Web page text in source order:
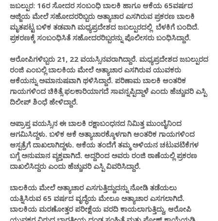
ಜಬಲ್ಪುರ: 16ರ ಸೋದರ ಸಂಬಂಧಿ ಬಾಲಕಿ ಹಾಗೂ ಆಕೆಯ 65ವರ್ಷದ
ಅಜ್ಜಿಯ ಮೇಲೆ ಸಹೋದರರಿಬ್ಬರು ಅತ್ಯಾಚಾರ ಎಸಗಿರುವ ಪ್ರಕರಣ ಬಾಲಕಿ
ಮೃತಪಟ್ಟ ಬಳಿಕ ತಡವಾಗಿ ಮಧ್ಯಪ್ರದೇಶದ ಜಬಲ್ಪುರದಲ್ಲಿ ಬೆಳಕಿಗೆ ಬಂದಿದೆ.
ಪ್ರಕರಣಕ್ಕೆ ಸಂಬಂಧಿಸಿತೆ ಸಹೋದರರಿಬ್ಬರನ್ನು ಪೊಲೀಸರು ಬಂಧಿಸಿದ್ದಾರೆ.
ಆರೋಪಿಗಳಿಬ್ಬರು 21, 22 ವಯಸ್ಸಿನವರಾಗಿದ್ದಾರೆ. ಮಧ್ಯಪ್ರದೇಶದ ಜಬಲ್ಪುರದ
ರಂಜಿ ಎಂಬಲ್ಲಿ ಬಾಲಕಿಯ ಮೇಲೆ ಅತ್ಯಾಚಾರ ಎಸಗಿರುವ ಯುವಕರು
ಆಕೆಯನ್ನು ಅಮಾನುಷವಾಗಿ ಥಳಿಸಿದ್ದಾರೆ. ಪರಿಣಾಮ ಬಾಲಕಿ ಆಂತರಿಕ
ಗಾಯಗಳಿಂದ ಚಿಕಿತ್ಸೆ ಫಲಕಾರಿಯಾಗದೆ ಸಾವನ್ನಪ್ಪಿದ್ದಾಳೆ ಎಂದು ಹೆಚ್ಚುವರಿ ಎಸ್ಪಿ
ದಿಲೀಪ್ ಶಿಂಧೆ ಹೇಳಿದ್ದಾರೆ.
ಅಪ್ರಾಪ್ತ ವಯಸ್ಸಿನ ಈ ಬಾಲಕಿ ರಕ್ಷಾಬಂಧನದ ನಿಮಿತ್ತ ಮುಂಬೈನಿಂದ
ಆಗಮಿಸಿದ್ದಳು. ಬಳಿಕ ಆಕೆ ಅತ್ಯಾಚಾರಕ್ಕೊಳಗಾಗಿ ಆಂತರಿಕ ಗಾಯಗಳಿಂದ
ಆಸ್ಪತ್ರೆಗೆ ದಾಖಲಾಗಿದ್ದಳು. ಆಕೆಯ ತಂದೆಗೆ ತಮ್ಮ ಅಳಿಯನ ಚಟುವಟಿಕೆಗಳ
ಬಗ್ಗೆ ಅನುಮಾನ ವ್ಯಕ್ತವಾಗಿದೆ. ಆದ್ದರಿಂದ ಅವರು ರಂಜಿ ಠಾಣೆಯಲ್ಲಿ ಪ್ರಕರಣ
ದಾಖಲಿಸಿದ್ದರು ಎಂದು ಹೆಚ್ಚುವರಿ ಎಸ್ಪಿ ವಿವರಿಸಿದ್ದಾರೆ.
ಬಾಲಕಿಯ ಮೇಲೆ ಅತ್ಯಾಚಾರ ಎಸಗುತ್ತಿದ್ದುದನ್ನು ನೋಡಿ ತಡೆಯಲು
ಯತ್ನಿಸಿರುವ 65 ವರ್ಷದ ವೃದ್ಧೆಯ ಮೇಲೂ ಅತ್ಯಾಚಾರ ಎಸಗಲಾಗಿದೆ.
ಬಾಲಕಿಯ ಮರಣೋತ್ತರ ಪರೀಕ್ಷೆಯ ವರದಿ ಕಾಯಲಾಗುತ್ತಿದ್ದು, ಆರೋಪಿ